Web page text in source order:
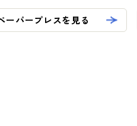
ーパープレスを見る